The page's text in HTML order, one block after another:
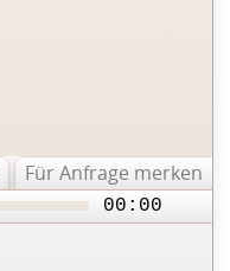
Für Anfrage merken
00:00